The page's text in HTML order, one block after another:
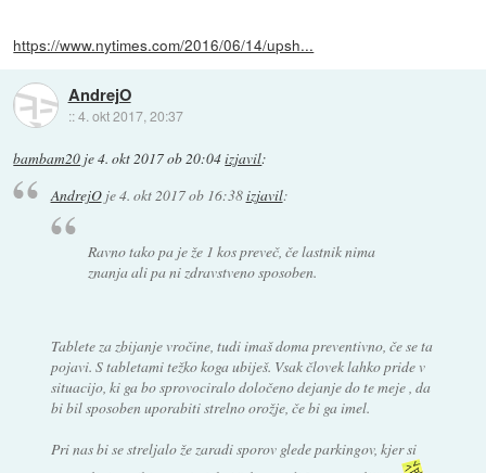
https://www.nytimes.com/2016/06/14/upsh...
AndrejO
::4. okt 2017, 20:37
bambam20 je4. okt 2017 ob 20:04izjavil:
AndrejOje4. okt 2017 ob 16:38izjavil:
Ravno tako pa je že 1 kos preveč, če lastnik nima
znanja ali pa ni zdravstveno sposoben.
Tablete za zbijanje vročine, tudi imaš doma preventivno, če se ta
pojavi. S tabletami težko koga ubiješ. Vsak človek lahko pride v
situacijo, ki ga bo sprovociralo določeno dejanje do te meje , da
bi bil sposoben uporabiti strelno orožje, če bi ga imel.
Pri nas bi se streljalo že zaradi sporov glede parkingov, kjer si